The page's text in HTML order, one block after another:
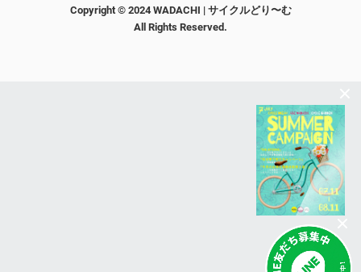
Copyright © 2024 WADACHI | サイクルどり〜む
All Rights Reserved.